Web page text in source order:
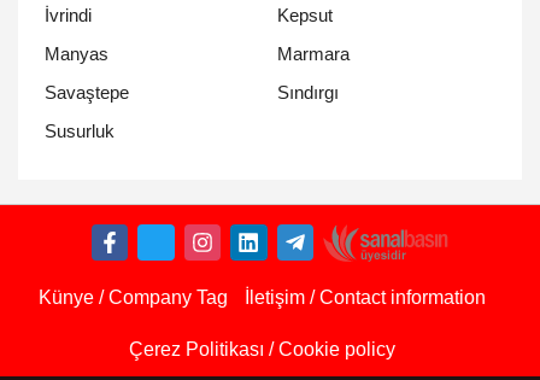
İvrindi
Kepsut
Manyas
Marmara
Savaştepe
Sındırgı
Susurluk
Künye / Company Tag İletişim / Contact information
Çerez Politikası / Cookie policy